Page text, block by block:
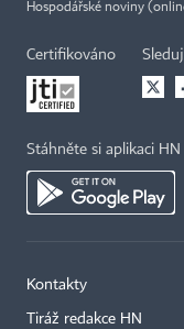
Hospodářské noviny
Certifikováno
Stáhněte si aplikaci HN
Kontakty
Tiráž redakce HN